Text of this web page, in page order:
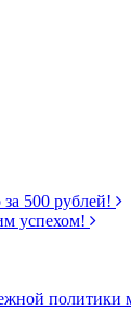
500 рублей!
успехом!